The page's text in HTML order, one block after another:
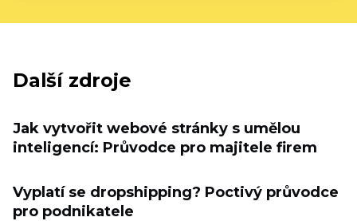
Další zdroje
Jak vytvořit webové stránky s umělou
inteligencí: Průvodce pro majitele firem
Vyplatí se dropshipping? Poctivý průvodce
pro podnikatele